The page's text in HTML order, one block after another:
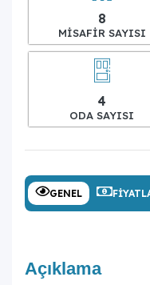
8
MISAFIR SAYISI
4
ODA SAYISI
GENEL
Açıklama